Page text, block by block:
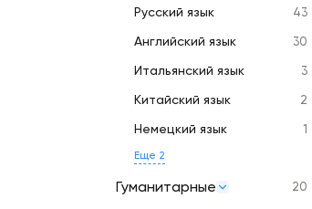
Русский язык 43
Английский язык 30
Итальянский язык 3
Китайский язык 2
Немецкий язык 1
Еще 2
Гуманитарные 20